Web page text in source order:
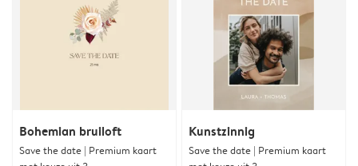
Bohemian bruiloft
Save the date | Premium kaart
Kunstzinnig
Save the date | Premium kaart